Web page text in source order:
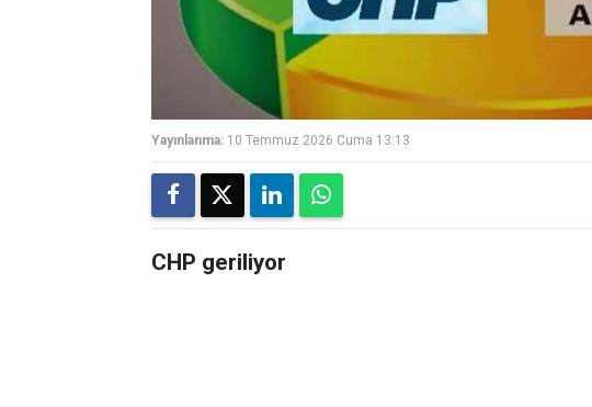
Yayınlanma: 10 Temmuz 2026 Cuma 13:13
CHP geriliyor